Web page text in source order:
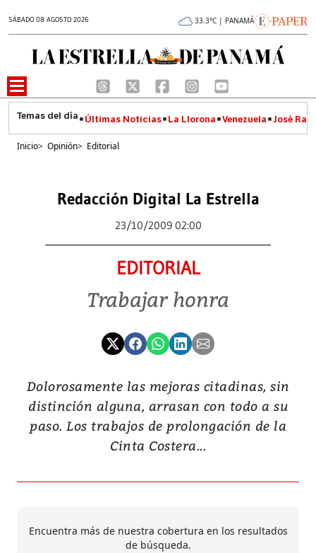
SÁBADO 08 AGOSTO 2026 33.3°C | PANAMÁ
Últimas Noticias La Llorona Venezuela José
Inicio> Opinión> Editorial
Redacción Digital La Estrella
23/10/2009 02:00
EDITORIAL
Trabajar honra
Dolorosamente las mejoras citadinas, sin
distinción alguna, arrasan con todo a su
paso. Los trabajos de prolongación de la
Cinta Costera...
Encuentra más de nuestra cobertura en los resultados
de búsqueda.